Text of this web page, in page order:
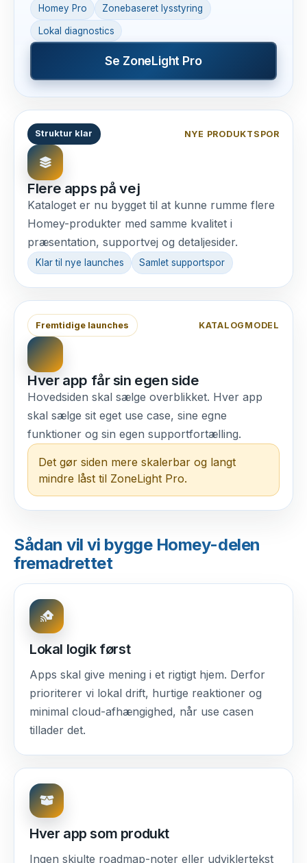
Homey Pro Zonebaseret lysstyring
Lokal diagnostics
Se ZoneLight Pro
Struktur klar NYE PRODUKTSPOR
Flere apps på vej
Kataloget er nu bygget til at kunne rumme flere
Homey-produkter med samme kvalitet i
præsentation, supportvej og detaljesider.
Klar til nye launches Samlet supportspor
Fremtidige launches KATALOGMODEL
Hver app får sin egen side
Hovedsiden skal sælge overblikket. Hver app
skal sælge sit eget use case, sine egne
funktioner og sin egen supportfortælling.
Det gør siden mere skalerbar og langt
mindre låst til ZoneLight Pro.
Sådan vil vi bygge Homey-delen
fremadrettet
Lokal logik først
Apps skal give mening i et rigtigt hjem. Derfor
prioriterer vi lokal drift, hurtige reaktioner og
minimal cloud-afhængighed, når use casen
tillader det.
Hver app som produkt
Ingen skjulte roadmap-noter eller udviklertekst